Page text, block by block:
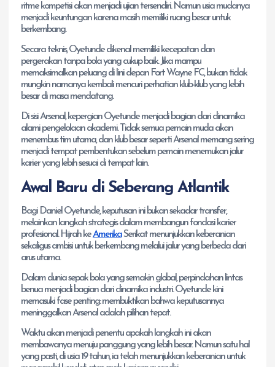
ritme kompetisi akan menjadi ujian tersendiri. Namun usia mudanya
menjadi keuntungan karena masih memiliki ruang besar untuk
berkembang.
Secara teknis, Oyetunde dikenal memiliki kecepatan dan
pergerakan tanpa bola yang cukup baik. Jika mampu
memaksimalkan peluang di lini depan Fort Wayne FC, bukan tidak
mungkin namanya kembali mencuri perhatian klub-klub yang lebih
besar di masa mendatang.
Di sisi Arsenal, kepergian Oyetunde menjadi bagian dari dinamika
alami pengelolaan akademi. Tidak semua pemain muda akan
menembus tim utama, dan klub besar seperti Arsenal memang sering
menjadi tempat pembentukan sebelum pemain menemukan jalur
karier yang lebih sesuai di tempat lain.
Awal Baru di Seberang Atlantik
Bagi Daniel Oyetunde, keputusan ini bukan sekadar transfer,
melainkan langkah strategis dalam membangun fondasi karier
profesional. Hijrah keAmerikaSerikat menunjukkan keberanian
sekaligus ambisi untuk berkembang melalui jalur yang berbeda dari
arus utama.
Dalam dunia sepak bola yang semakin global, perpindahan lintas
benua menjadi bagian dari dinamika industri. Oyetunde kini
memasuki fase penting: membuktikan bahwa keputusannya
meninggalkan Arsenal adalah pilihan tepat.
Waktu akan menjadi penentu apakah langkah ini akan
membawanya menuju panggung yang lebih besar. Namun satu hal
yang pasti, di usia 19 tahun, ia telah menunjukkan keberanian untuk